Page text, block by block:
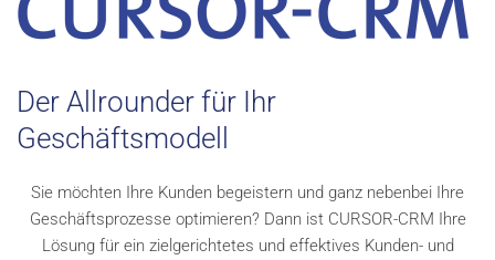
Der Allrounder für Ihr
Geschäftsmodell
Sie möchten Ihre Kunden begeistern und ganz nebenbei Ihre
Geschäftsprozesse optimieren? Dann ist CURSOR-CRM Ihre
Lösung für ein zielgerichtetes und effektives Kunden- und